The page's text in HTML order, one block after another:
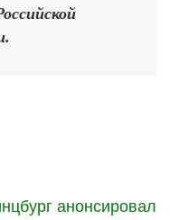
анонсировал